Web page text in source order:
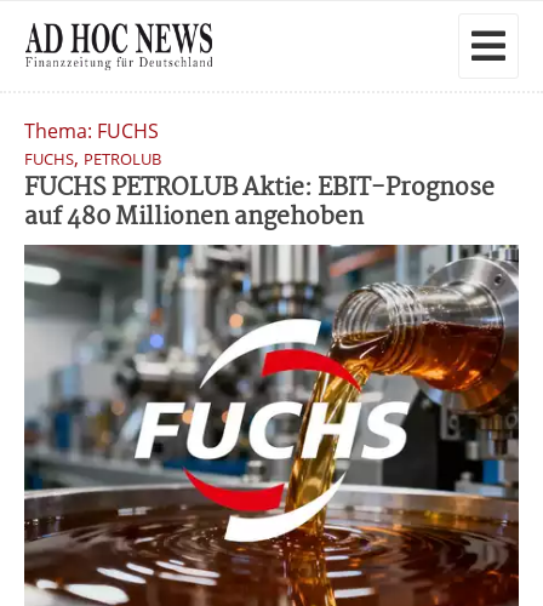
Thema: FUCHS
FUCHS, PETROLUB
FUCHS PETROLUB Aktie: EBIT-Prognose
auf 480 Millionen angehoben